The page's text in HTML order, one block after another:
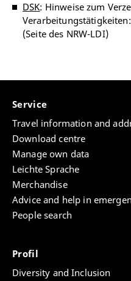
DSK: Hinweise zum
(Seite des NRW-LDI)
Service
Travel information and
Download centre
Manage own data
Leichte Sprache
Merchandise
Advice and help in
People search
Profil
Diversity and Inclusion